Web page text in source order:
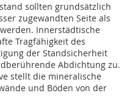
sollten grundsätzlich
zugewandten Seite als
Innerstädtische
Tragfähigkeit des
der Standsicherheit
Abdichtung zu.
stellt die mineralische
und Böden von der